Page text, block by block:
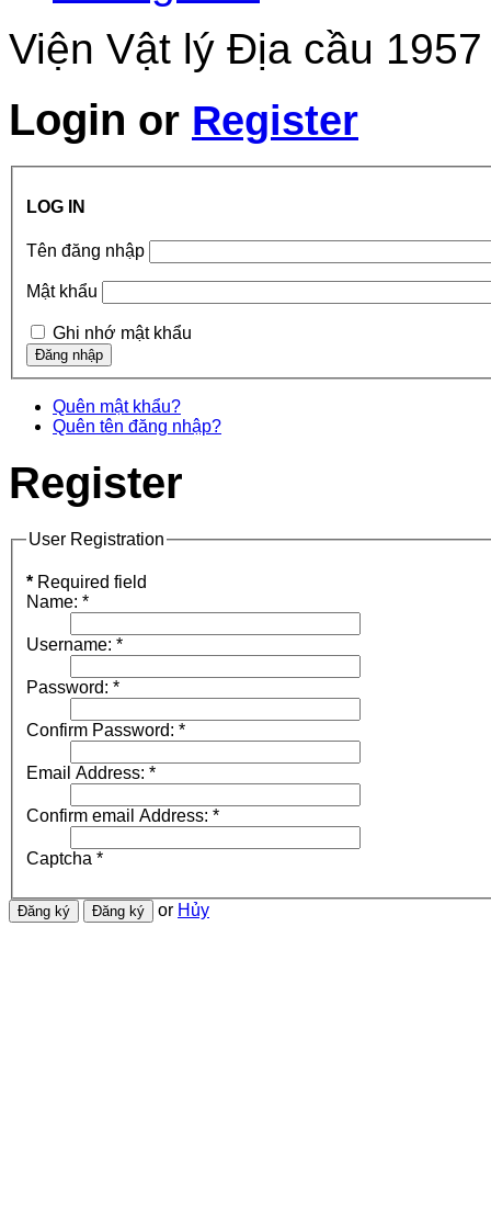
Viện Vật lý Địa cầu
Login or Register
LOG IN
Tên đăng nhập
Mật khẩu
Ghi nhớ mật khẩu
Quên mật khẩu?
Quên tên đăng nhập?
Register
User Registration
* Required field
Name: *
Username: *
Password: *
Confirm Password: *
Email Address: *
Confirm email Address: *
Captcha *
or Hủy